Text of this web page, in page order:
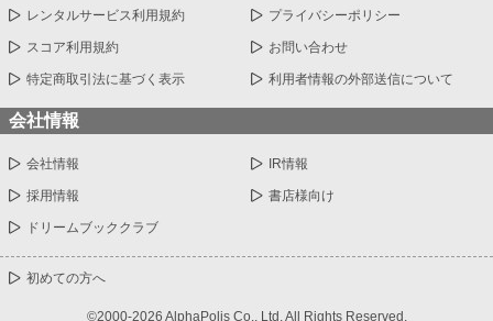
レンタルサービス利用規約 プライバシーポリシー
スコア利用規約 お問い合わせ
特定商取引法に基づく表示 利用者情報の外部送信について
会社情報
会社情報 IR情報
採用情報 書店様向け
ドリームブッククラブ
初めての方へ
©2000-2026 AlphaPolis Co., Ltd. All Rights Reserved.